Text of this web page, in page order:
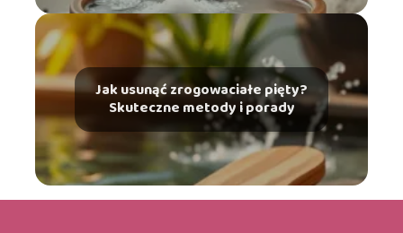
Jak usunąć zrogowaciałe pięty?
Skuteczne metody i porady